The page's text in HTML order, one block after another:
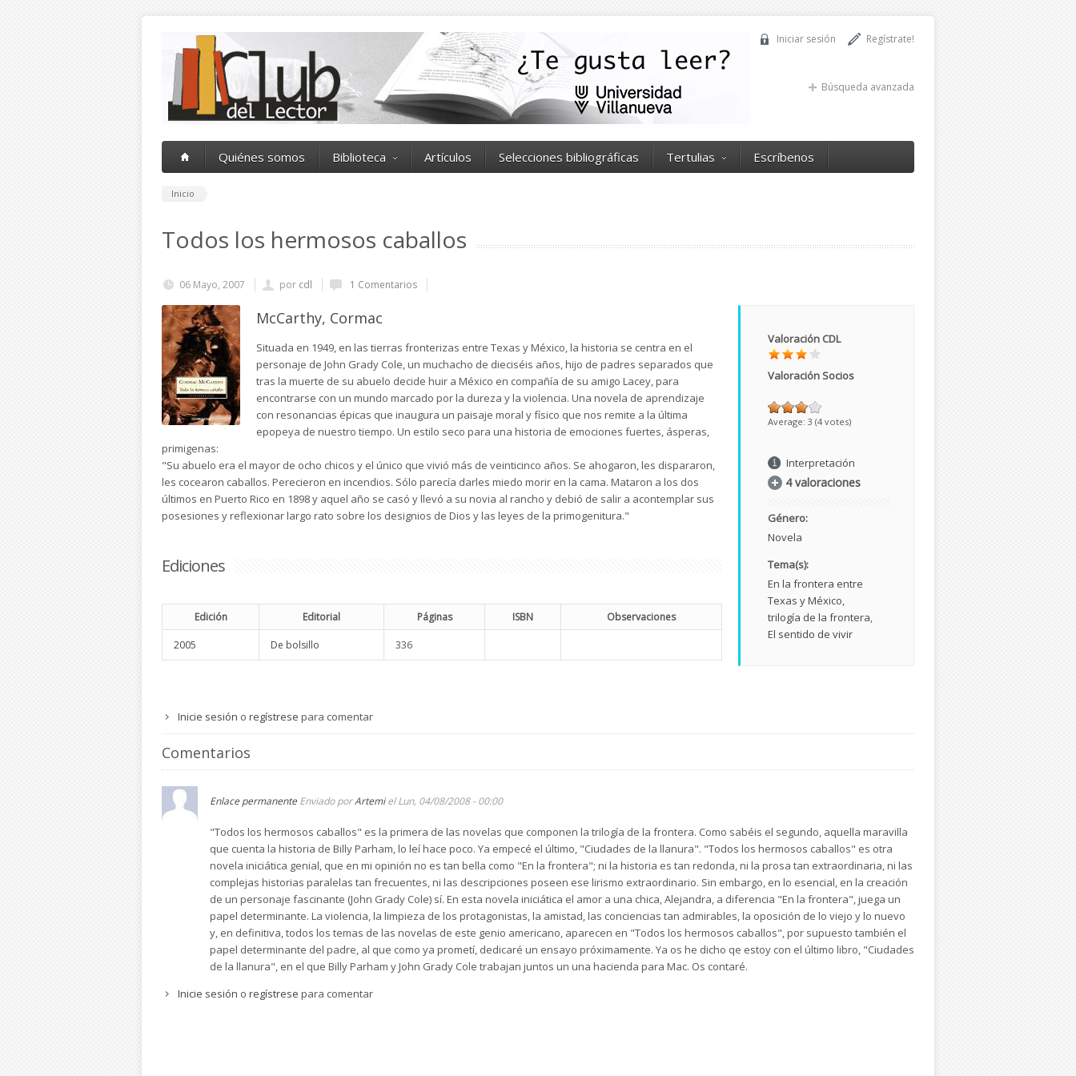
Regístrate!
Iniciar sesión
Búsqueda avanzada
Quiénes somos Biblioteca Artículos Selecciones bibliográficas Tertulias Escríbenos
Inicio
Todos los hermosos caballos
06 Mayo, 2007 por cdl 1 Comentarios
McCarthy, Cormac
Situada en 1949, en las tierras fronterizas entre Texas y México, la historia se centra en el
personaje de John Grady Cole, un muchacho de dieciséis años, hijo de padres separados que
tras la muerte de su abuelo decide huir a México en compañía de su amigo Lacey, para
encontrarse con un mundo marcado por la dureza y la violencia. Una novela de aprendizaje
con resonancias épicas que inaugura un paisaje moral y físico que nos remite a la última
epopeya de nuestro tiempo. Un estilo seco para una historia de emociones fuertes, ásperas,
primigenas:
"Su abuelo era el mayor de ocho chicos y el único que vivió más de veinticinco años. Se ahogaron, les dispararon,
les cocearon caballos. Perecieron en incendios. Sólo parecía darles miedo morir en la cama. Mataron a los dos
últimos en Puerto Rico en 1898 y aquel año se casó y llevó a su novia al rancho y debió de salir a acontemplar sus
posesiones y reflexionar largo rato sobre los designios de Dios y las leyes de la primogenitura."
Ediciones
Edición Editorial Páginas ISBN Observaciones
2005 De bolsillo 336
Valoración CDL
Valoración Socios
Average: 3 (4 votes)
Interpretación
4 valoraciones
Género:
Novela
Tema(s):
En la frontera entre
Texas y México
trilogía de la frontera
El sentido de vivir
Inicie sesión o regístrese para comentar
Comentarios
Enlace permanente Enviado porArtemiel Lun, 04/08/2008 - 00:00
"Todos los hermosos caballos" es la primera de las novelas que componen la trilogía de la frontera. Como sabéis el segundo, aquella maravilla
que cuenta la historia de Billy Parham, lo leí hace poco. Ya empecé el último, "Ciudades de la llanura". "Todos los hermosos caballos" es otra
novela iniciática genial, que en mi opinión no es tan bella como "En la frontera"; ni la historia es tan redonda, ni la prosa tan extraordinaria, ni las
complejas historias paralelas tan frecuentes, ni las descripciones poseen ese lirismo extraordinario. Sin embargo, en lo esencial, en la creación
de un personaje fascinante (John Grady Cole) sí. En esta novela iniciática el amor a una chica, Alejandra, a diferencia "En la frontera", juega un
papel determinante. La violencia, la limpieza de los protagonistas, la amistad, las conciencias tan admirables, la oposición de lo viejo y lo nuevo
y, en definitiva, todos los temas de las novelas de este genio americano, aparecen en "Todos los hermosos caballos", por supuesto también el
papel determinante del padre, al que como ya prometí, dedicaré un ensayo próximamente. Ya os he dicho qe estoy con el último libro, "Ciudades
de la llanura", en el que Billy Parham y John Grady Cole trabajan juntos un una hacienda para Mac. Os contaré.
Inicie sesión o regístrese para comentar